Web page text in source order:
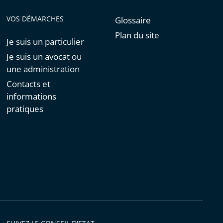
VOS DÉMARCHES
Je suis un particulier
Je suis un avocat ou
une administration
Contacts et
informations
pratiques
Glossaire
Plan du site